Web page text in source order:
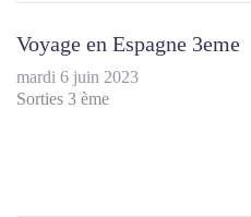
Voyage en Espagne 3eme
mardi 6 juin 2023
Sorties 3 ème